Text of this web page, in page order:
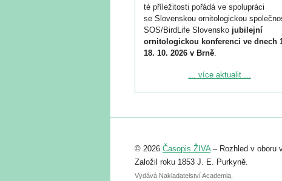
té příležitosti pořádá ve spolupráci
se Slovenskou ornitologickou
SOS/BirdLife Slovensko jubilejní
ornitologickou konferenci ve dnech
18. 10. 2026 v Brně.
Podrobnější informace ke konferenci
Registrovat se můžete do 6. září.
abstraktu přihlášené přednášky nebo
posteru je už 30. června.
... více aktualit ...
© 2026 Časopis ŽIVA– Rozhled v oboru
Založil roku 1853 J. E. Purkyně.
Vydává Nakladatelství Academia,